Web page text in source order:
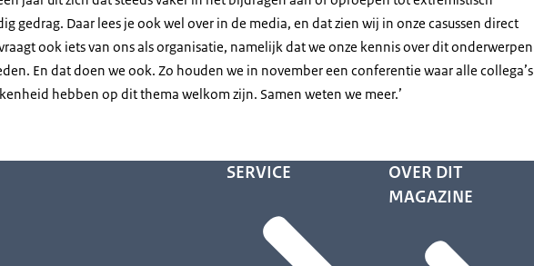
gedrag. Daar lees je ook wel over in de media, en dat zien wij in onze casussen direct
ook iets van ons als organisatie, namelijk dat we onze kennis over dit onderwerpen
En dat doen we ook. Zo houden we in november een conferentie waar alle collega’s
hebben op dit thema welkom zijn. Samen weten we meer.’
SERVICE
OVER DIT
MAGAZINE